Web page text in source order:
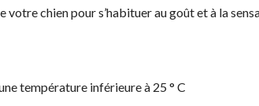
chien pour s’habituer au goût et à la
température inférieure à 25 ° C